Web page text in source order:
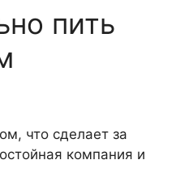
пить
что сделает за
компания и